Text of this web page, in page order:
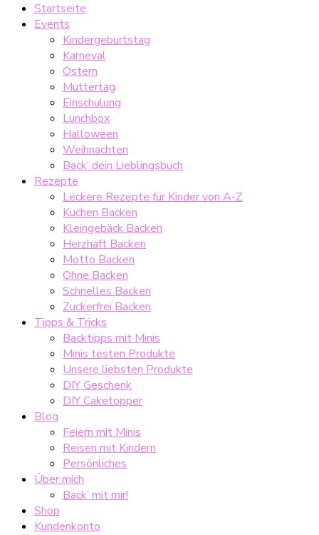
Startseite
Events
Kindergeburtstag
Karneval
Ostern
Muttertag
Einschulung
Lunchbox
Halloween
Weihnachten
Back‘ dein Lieblingsbuch
Rezepte
Leckere Rezepte für Kinder von A-Z
Kuchen Backen
Kleingebäck Backen
Herzhaft Backen
Motto Backen
Ohne Backen
Schnelles Backen
Zuckerfrei Backen
Tipps & Tricks
Backtipps mit Minis
Minis testen Produkte
Unsere liebsten Produkte
DIY Geschenk
DIY Caketopper
Blog
Feiern mit Minis
Reisen mit Kindern
Persönliches
Über mich
Back’ mit mir!
Shop
Kundenkonto